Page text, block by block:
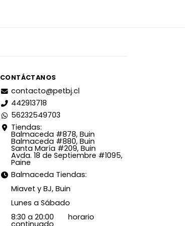
CONTÁCTANOS
contacto@petbj.cl
442913718
56232549703
Tiendas:
Balmaceda #878, Buin
Balmaceda #880, Buin
Santa María #209, Buin
Avda. 18 de Septiembre #1095,
Paine
Balmaceda Tiendas:
Miavet y BJ, Buin
Lunes a Sábado
8:30 a 20:00 horario
continuado